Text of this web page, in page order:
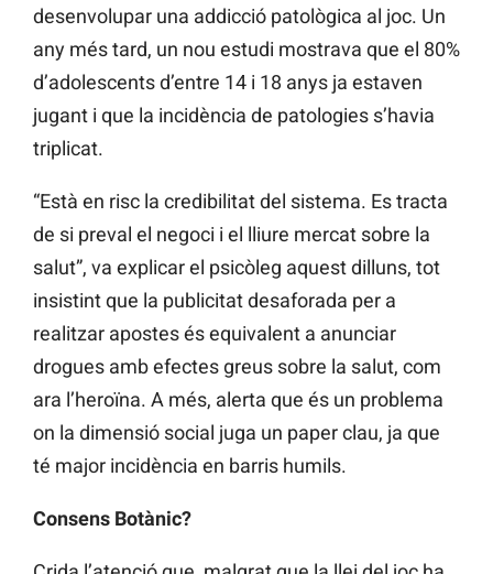
desenvolupar una addicció patològica al joc. Un
any més tard, un nou estudi mostrava que el 80%
d’adolescents d’entre 14 i 18 anys ja estaven
jugant i que la incidència de patologies s’havia
triplicat.
“Està en risc la credibilitat del sistema. Es tracta
de si preval el negoci i el lliure mercat sobre la
salut”, va explicar el psicòleg aquest dilluns, tot
insistint que la publicitat desaforada per a
realitzar apostes és equivalent a anunciar
drogues amb efectes greus sobre la salut, com
ara l’heroïna. A més, alerta que és un problema
on la dimensió social juga un paper clau, ja que
té major incidència en barris humils.
Consens Botànic?